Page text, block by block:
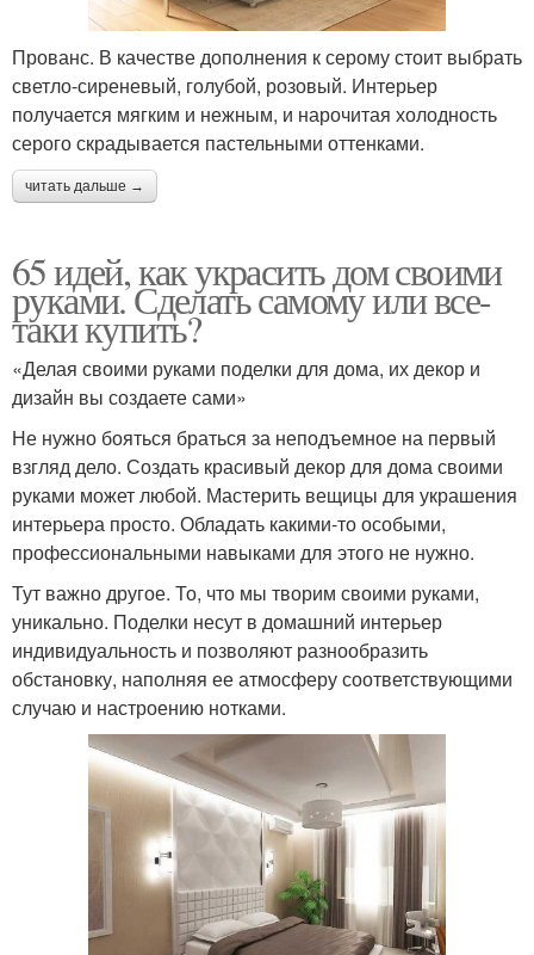
Прованс. В качестве дополнения к серому стоит выбрать
светло-сиреневый, голубой, розовый. Интерьер
получается мягким и нежным, и нарочитая холодность
серого скрадывается пастельными оттенками.
читать дальше →
65 идей, как украсить дом своими
руками. Сделать самому или все-
таки купить?
«Делая своими руками поделки для дома, их декор и
дизайн вы создаете сами»
Не нужно бояться браться за неподъемное на первый
взгляд дело. Создать красивый декор для дома своими
руками может любой. Мастерить вещицы для украшения
интерьера просто. Обладать какими-то особыми,
профессиональными навыками для этого не нужно.
Тут важно другое. То, что мы творим своими руками,
уникально. Поделки несут в домашний интерьер
индивидуальность и позволяют разнообразить
обстановку, наполняя ее атмосферу соответствующими
случаю и настроению нотками.